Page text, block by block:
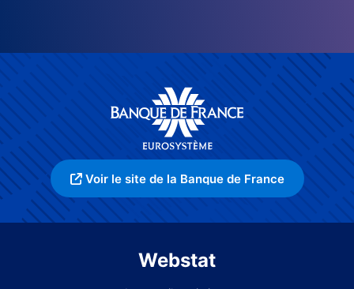
Voir le site de la Banque de France
Webstat